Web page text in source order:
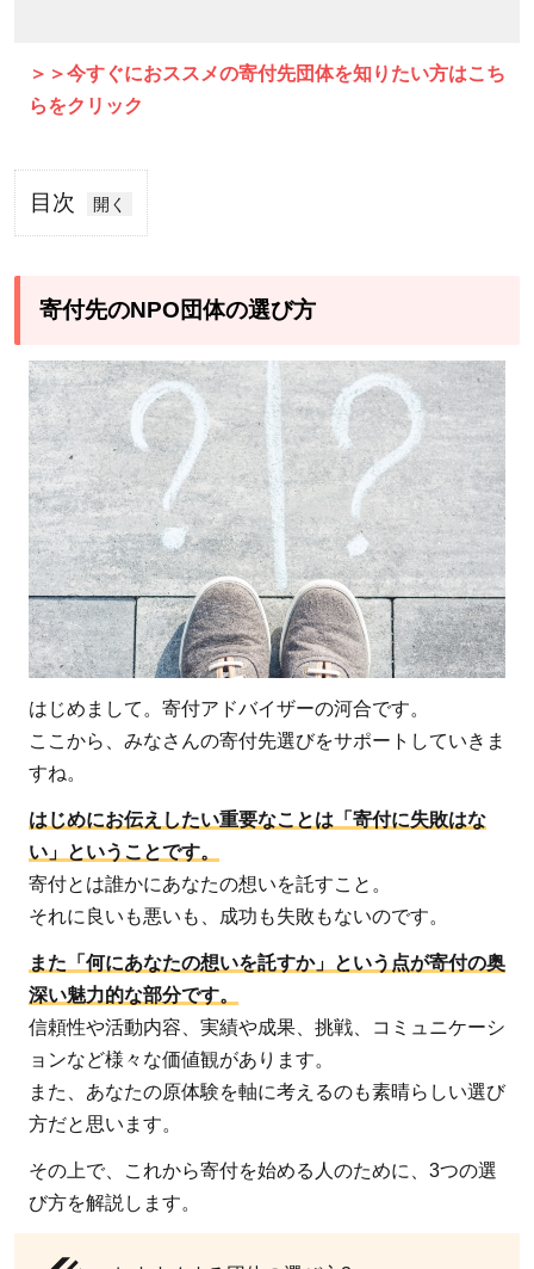
＞＞今すぐにおススメの寄付先団体を知りたい方はこち
らをクリック
目次
1
先の
団体
の選
び方
1.1
選び
方
1：
信頼
でき
ると
ころ
に寄
い人
1.2
選び
方
2：
自分
が問
題だ
うこ
とに
取り
組む
に寄
寄付先のNPO団体の選び方
はじめまして。寄付アドバイザーの河合です。
ここから、みなさんの寄付先選びをサポートしていきま
すね。
はじめにお伝えしたい重要なことは「寄付に失敗はな
い」ということです。
寄付とは誰かにあなたの想いを託すこと。
それに良いも悪いも、成功も失敗もないのです。
また「何にあなたの想いを託すか」という点が寄付の奥
深い魅力的な部分です。
信頼性や活動内容、実績や成果、挑戦、コミュニケーシ
ョンなど様々な価値観があります。
また、あなたの原体験を軸に考えるのも素晴らしい選び
方だと思います。
その上で、これから寄付を始める人のために、3つの選
び方を解説します。